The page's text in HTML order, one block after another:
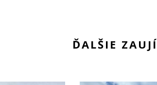
ĎALŠIE